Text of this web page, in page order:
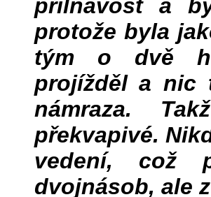
přilnavost a
protože byla
tým o dvě
projížděl a nic
námraza.
překvapivé.
vedení, což
dvojnásob, ale